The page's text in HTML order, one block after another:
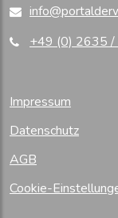
+49 (0) 2635
Impressum
Datenschutz
AGB
Cookie-